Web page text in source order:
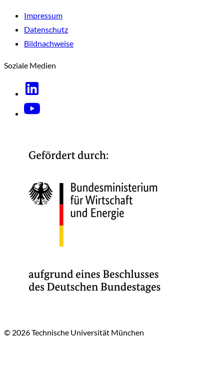
Impressum
Datenschutz
Bildnachweise
Soziale Medien
© 2026 Technische Universität München